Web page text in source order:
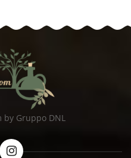
by Gruppo DNL